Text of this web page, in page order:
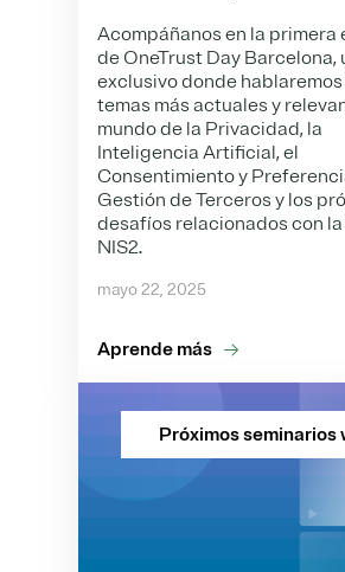
Acompáñanos en la primera
de OneTrust Day Barcelona,
exclusivo donde hablaremos
temas más actuales y
mundo de la Privacidad, la
Inteligencia Artificial, el
Consentimiento y
Gestión de Terceros y los
desafíos relacionados con
NIS2.
mayo 22, 2025
Aprende más
Próximos seminarios